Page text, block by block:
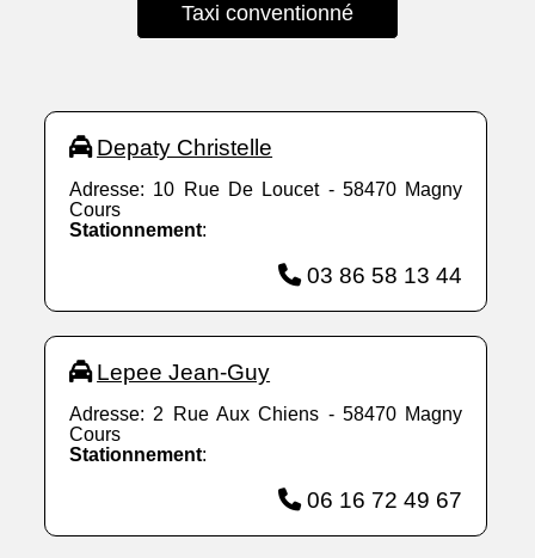
Taxi conventionné
Depaty Christelle
Adresse: 10 Rue De Loucet - 58470 Magny
Cours
Stationnement:
03 86 58 13 44
Lepee Jean-Guy
Adresse: 2 Rue Aux Chiens - 58470 Magny
Cours
Stationnement:
06 16 72 49 67